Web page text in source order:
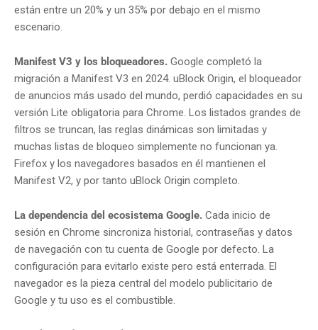
están entre un 20% y un 35% por debajo en el mismo
escenario.
Manifest V3 y los bloqueadores. Google completó la
migración a Manifest V3 en 2024. uBlock Origin, el bloqueador
de anuncios más usado del mundo, perdió capacidades en su
versión Lite obligatoria para Chrome. Los listados grandes de
filtros se truncan, las reglas dinámicas son limitadas y
muchas listas de bloqueo simplemente no funcionan ya.
Firefox y los navegadores basados en él mantienen el
Manifest V2, y por tanto uBlock Origin completo.
La dependencia del ecosistema Google. Cada inicio de
sesión en Chrome sincroniza historial, contraseñas y datos
de navegación con tu cuenta de Google por defecto. La
configuración para evitarlo existe pero está enterrada. El
navegador es la pieza central del modelo publicitario de
Google y tu uso es el combustible.